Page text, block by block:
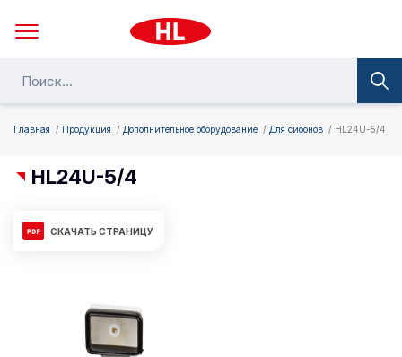
Главная Продукция Дополнительное оборудование Для сифонов HL24U-5/4
HL24U-5/4
СКАЧАТЬ СТРАНИЦУ